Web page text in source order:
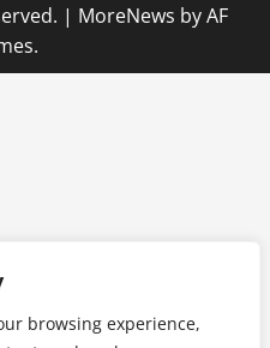
browsing experience,
| MoreNews by AF